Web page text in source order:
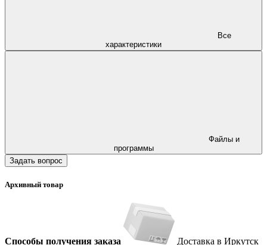
характеристики
программы
Задать вопрос
Архивный товар
Способы получения заказа
Доставка в Иркутск